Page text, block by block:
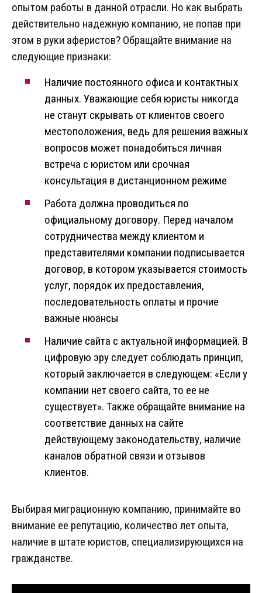
опытом работы в данной отрасли. Но как выбрать
действительно надежную компанию, не попав при
этом в руки аферистов? Обращайте внимание на
следующие признаки:
Наличие постоянного офиса и контактных
данных. Уважающие себя юристы никогда
не станут скрывать от клиентов своего
местоположения, ведь для решения важных
вопросов может понадобиться личная
встреча с юристом или срочная
консультация в дистанционном режиме
Работа должна проводиться по
официальному договору. Перед началом
сотрудничества между клиентом и
представителями компании подписывается
договор, в котором указывается стоимость
услуг, порядок их предоставления,
последовательность оплаты и прочие
важные нюансы
Наличие сайта с актуальной информацией. В
цифровую эру следует соблюдать принцип,
который заключается в следующем: «Если у
компании нет своего сайта, то ее не
существует». Также обращайте внимание на
соответствие данных на сайте
действующему законодательству, наличие
каналов обратной связи и отзывов
клиентов.
Выбирая миграционную компанию, принимайте во
внимание ее репутацию, количество лет опыта,
наличие в штате юристов, специализирующихся на
гражданстве.